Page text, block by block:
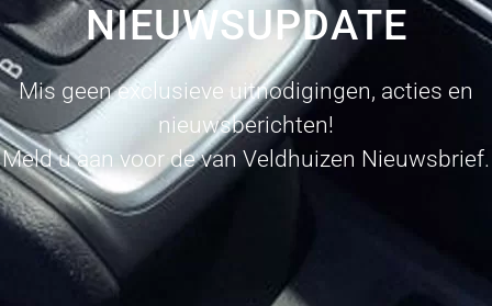
NIEUWSUPDATE
Mis geen exclusieve uitnodigingen, acties en
nieuwsberichten!
Meld u aan voor de van Veldhuizen Nieuwsbrief.